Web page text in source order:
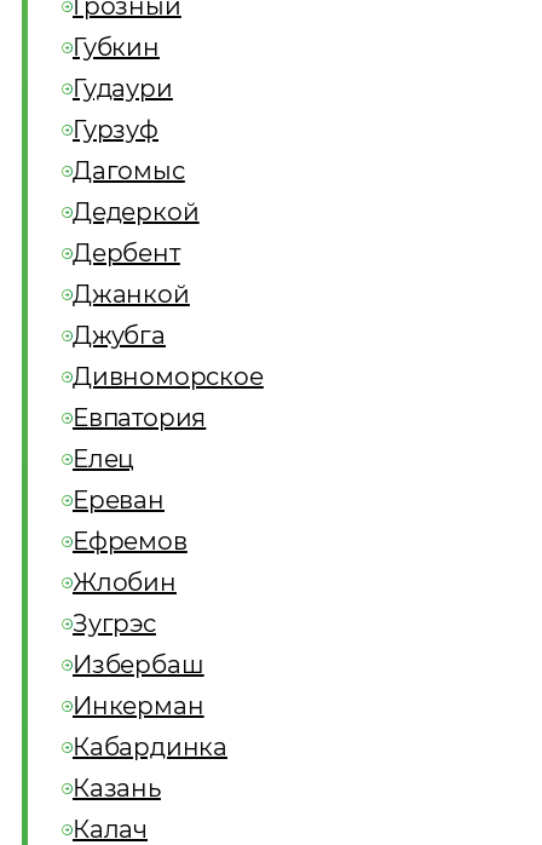
Грозный
Губкин
Гудаури
Гурзуф
Дагомыс
Дедеркой
Дербент
Джанкой
Джубга
Дивноморское
Евпатория
Елец
Ереван
Ефремов
Жлобин
Зугрэс
Избербаш
Инкерман
Кабардинка
Казань
Калач